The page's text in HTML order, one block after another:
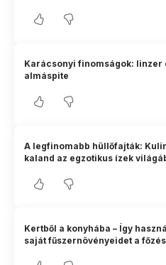
Karácsonyi finomságok: linzer
almáspite
A legfinomabb hüllőfajták:
kaland az egzotikus ízek
Kertből a konyhába – Így
saját fűszernövényeidet a